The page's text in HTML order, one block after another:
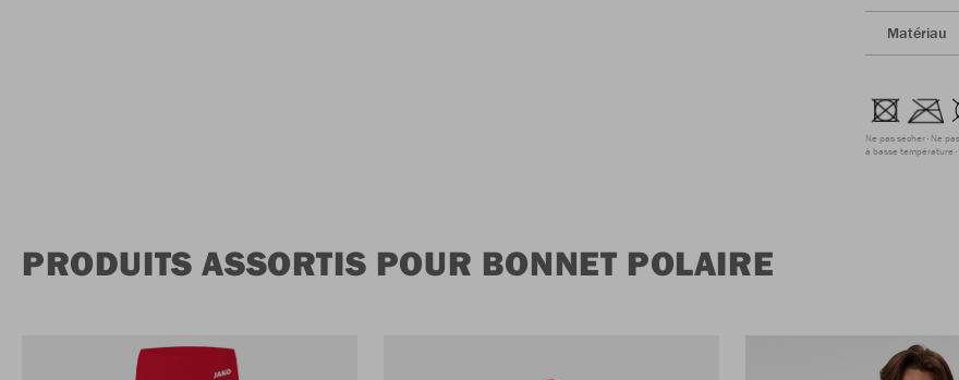
Matériau
Ne pas sécher Ne
à basse température
PRODUITS ASSORTIS POUR BONNET POLAIRE